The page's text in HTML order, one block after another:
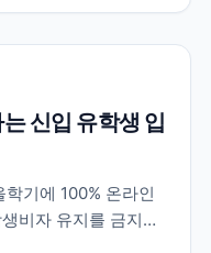
신입 유학생 입
기에 100% 온라인
비자 유지를 금지한